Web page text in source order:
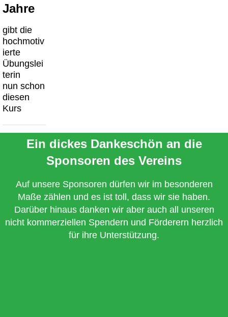
Jahre
gibt die
hochmotiv
ierte
Übungslei
terin
nun schon
diesen
Kurs
Ein dickes Dankeschön an die
Sponsoren des Vereins
Auf unsere Sponsoren dürfen wir im besonderen
Maße zählen und es ist toll, dass wir sie haben.
Darüber hinaus danken wir aber auch all unseren
nicht kommerziellen Spendern und Förderern herzlich
für ihre Unterstützung.